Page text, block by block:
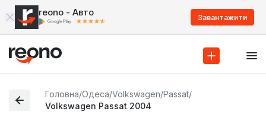
reono - Авто Завантажити
Головна/Одеса/Volkswagen/Passat/
Volkswagen Passat 2004